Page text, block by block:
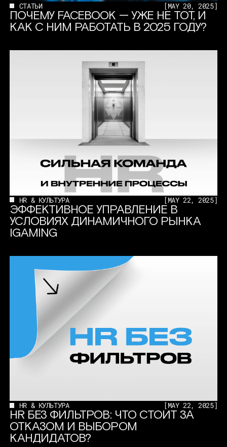
СТАТЬИ [MAY 20, 2025]
ПОЧЕМУ FACEBOOK — УЖЕ НЕ ТОТ, И
КАК С НИМ РАБОТАТЬ В 2025 ГОДУ?
HR & КУЛЬТУРА [MAY 22, 2025]
ЭФФЕКТИВНОЕ УПРАВЛЕНИЕ В
УСЛОВИЯХ ДИНАМИЧНОГО РЫНКА
IGAMING
HR & КУЛЬТУРА [MAY 22, 2025]
HR БЕЗ ФИЛЬТРОВ: ЧТО СТОИТ ЗА
ОТКАЗОМ И ВЫБОРОМ
КАНДИДАТОВ?